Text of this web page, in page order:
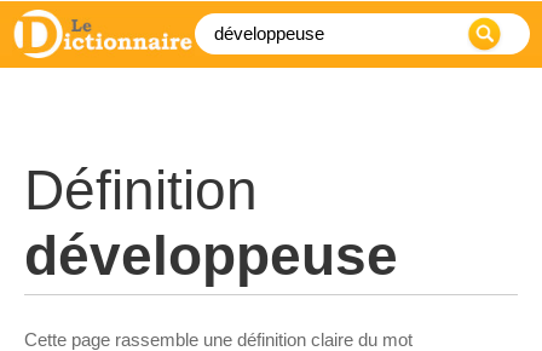
Définition
développeuse
Cette page rassemble une définition claire du mot